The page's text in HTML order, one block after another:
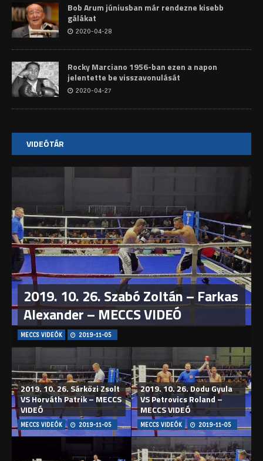
Bob Arum júniusban már rendezne kisebb
gálákat
2020-04-28
Rocky Marciano 1956-ban ezen a napon
jelentette be visszavonulását
2020-04-27
VIDEÓTÁR
2019. 10. 26. Szabó Zoltán – Farkas
Alexander – MECCS VIDEÓ
MECCS VIDEÓK 2019-11-05
2019. 10. 26. Sárközi Zsolt
VS Horváth Patrik – MECCS
VIDEÓ
MECCS VIDEÓK 2019-11-05
2019. 10. 26. Dodu Gyula
VS Petrovics Roland –
MECCS VIDEÓ
MECCS VIDEÓK 2019-11-05